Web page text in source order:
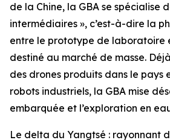
de la Chine, la GBA se spécialise
intermédiaires », c’est-à-dire la
entre le prototype de laboratoire
destiné au marché de masse.
des drones produits dans le pays
robots industriels, la GBA mise
embarquée et l’exploration en
Le delta du Yangtsé : rayonnant